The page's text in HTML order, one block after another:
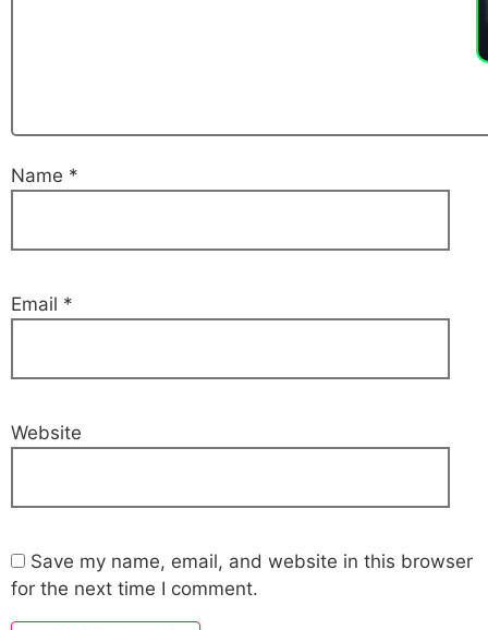
Name *
Email *
Website
Save my name, email, and website in this browser
for the next time I comment.